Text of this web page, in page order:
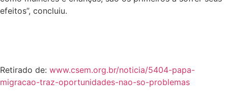
efeitos”, concluiu.
Retirado de: www.csem.org.br/noticia/5404-papa-
migracao-traz-oportunidades-nao-so-problemas